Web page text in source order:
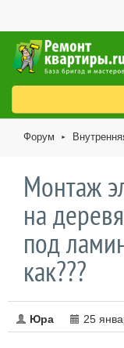
Форум ►
Монтаж
на
под
как???
Юра 25